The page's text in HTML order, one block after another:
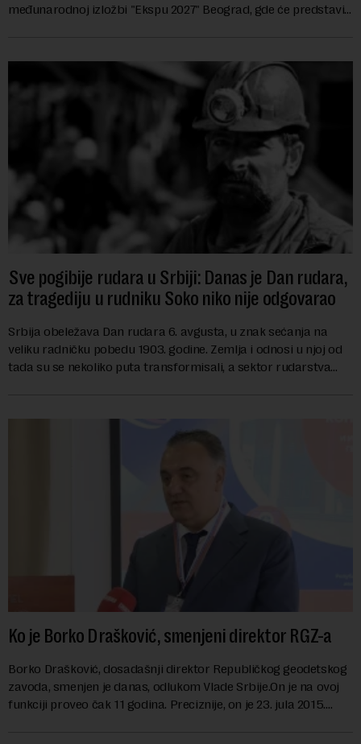
međunarodnoj izložbi "Ekspu 2027" Beograd, gde će predstaviti
Sve pogibije rudara u Srbiji: Danas je Dan rudara,
za tragediju u rudniku Soko niko nije odgovarao
Srbija obeležava Dan rudara 6. avgusta, u znak sećanja na
veliku radničku pobedu 1903. godine. Zemlja i odnosi u njoj od
tada su se nekoliko puta transformisali, a sektor rudarstva
Ko je Borko Drašković, smenjeni direktor RGZ-a
Borko Drašković, dosadašnji direktor Republičkog geodetskog
zavoda, smenjen je danas, odlukom Vlade Srbije.On je na ovoj
funkciji proveo čak 11 godina. Preciznije, on je 23. jula 2015.